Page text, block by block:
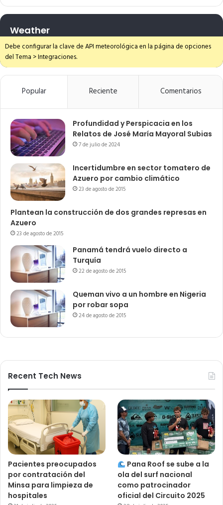
Weather
Debe configurar la clave de API meteorológica en la página de opciones
del Tema > Integraciones.
Popular Reciente Comentarios
Profundidad y Perspicacia en los
Relatos de José María Mayoral Subias
7 de julio de 2024
Incertidumbre en sector tomatero de
Azuero por cambio climático
23 de agosto de 2015
Plantean la construcción de dos grandes represas en
Azuero
23 de agosto de 2015
Panamá tendrá vuelo directo a
Turquía
22 de agosto de 2015
Queman vivo a un hombre en Nigeria
por robar sopa
24 de agosto de 2015
Recent Tech News
Pacientes preocupados
por contratación del
Minsa para limpieza de
hospitales
Pana Roof se sube a la
ola del surf nacional
como patrocinador
oficial del Circuito 2025